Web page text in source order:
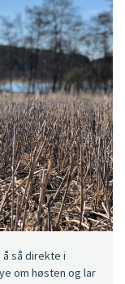
så direkte i
om høsten og lar